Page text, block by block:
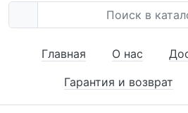
Главная О нас
Гарантия и возврат